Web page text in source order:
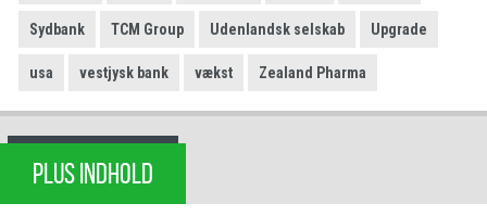
Sydbank TCM Group Udenlandsk selskab Upgrade
usa vestjysk bank vækst Zealand Pharma
PLUS INDHOLD